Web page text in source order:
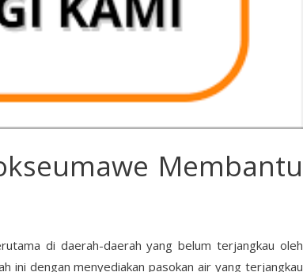
Membantu
di daerah-daerah yang belum terjangkau oleh
ini dengan menyediakan pasokan air yang terjangkau